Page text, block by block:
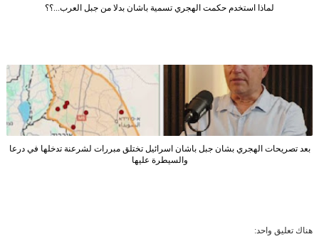
لماذا استخدم حكمت الهجري تسمية باشان بدلا من جبل العرب...؟؟
بعد تصريحات الهجري بشان جبل باشان اسرائيل تختلق مبررات لشرعنة تدخلها في درعا
والسيطرة عليها
هناك تعليق واحد: